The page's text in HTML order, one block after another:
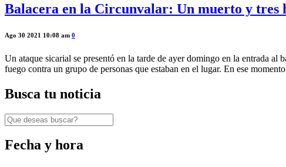
Balacera en la Circunvalar: Un muerto y tres
Ago 30 2021 10:08 am 0
Un ataque sicarial se presentó en la tarde de ayer domingo en la entrada
fuego contra un grupo de personas que estaban en el lugar. En ese
Busca tu noticia
Fecha y hora